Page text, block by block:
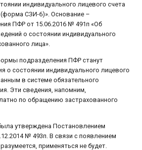
индивидуального лицевого счета
(форма СЗИ-6)». Основание –
ПФР от 15.06.2016 № 491п «Об
о состоянии индивидуального
лица».
подразделения ПФР станут
о состоянии индивидуального лицевого
в системе обязательного
Эти сведения, напомним,
по обращению застрахованного
утверждена Постановлением
№ 493п. В связи с появлением
применяться не будет.